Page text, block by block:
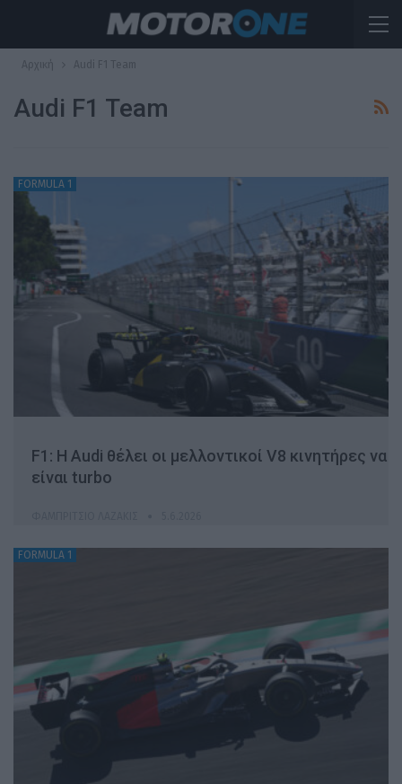
Αρχική Audi F1 Team
Audi F1 Team
FORMULA 1
F1: Η Audi θέλει οι μελλοντικοί V8 κινητήρες να
είναι turbo
FORMULA 1